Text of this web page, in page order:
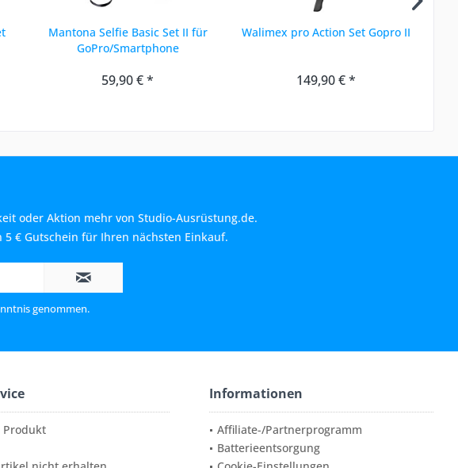
Mantona Selfie Basic Set II für
GoPro/Smartphone
59,90 € *
Walimex pro Action Set Gopro II
149,90 € *
oder Aktion mehr von Studio-Ausrüstung.de.
€ Gutschein für Ihren nächsten Einkauf.
genommen.
Produkt
Informationen
Affiliate-/Partnerprogramm
Batterieentsorgung